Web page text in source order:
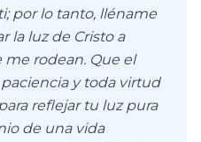
por lo tanto, lléname
la luz de Cristo a
me rodean. Que el
paciencia y toda virtud
reflejar tu luz pura
de una vida